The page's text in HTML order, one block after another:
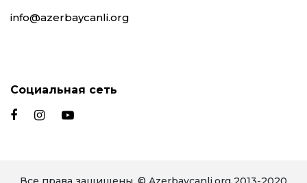
info@azerbaycanli.org
Социальная сеть